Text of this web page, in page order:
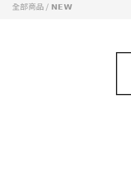
全部商品 / 𝗡𝗘𝗪